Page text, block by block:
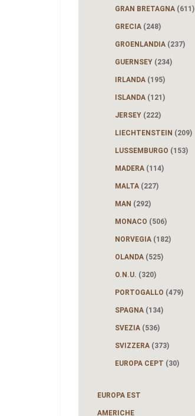
GRAN BRETAGNA (611)
GRECIA (248)
GROENLANDIA (237)
GUERNSEY (234)
IRLANDA (195)
ISLANDA (121)
JERSEY (222)
LIECHTENSTEIN (209)
LUSSEMBURGO (153)
MADERA (114)
MALTA (227)
MAN (292)
MONACO (506)
NORVEGIA (182)
OLANDA (525)
O.N.U. (320)
PORTOGALLO (479)
SPAGNA (134)
SVEZIA (536)
SVIZZERA (373)
EUROPA CEPT (30)
EUROPA EST
AMERICHE